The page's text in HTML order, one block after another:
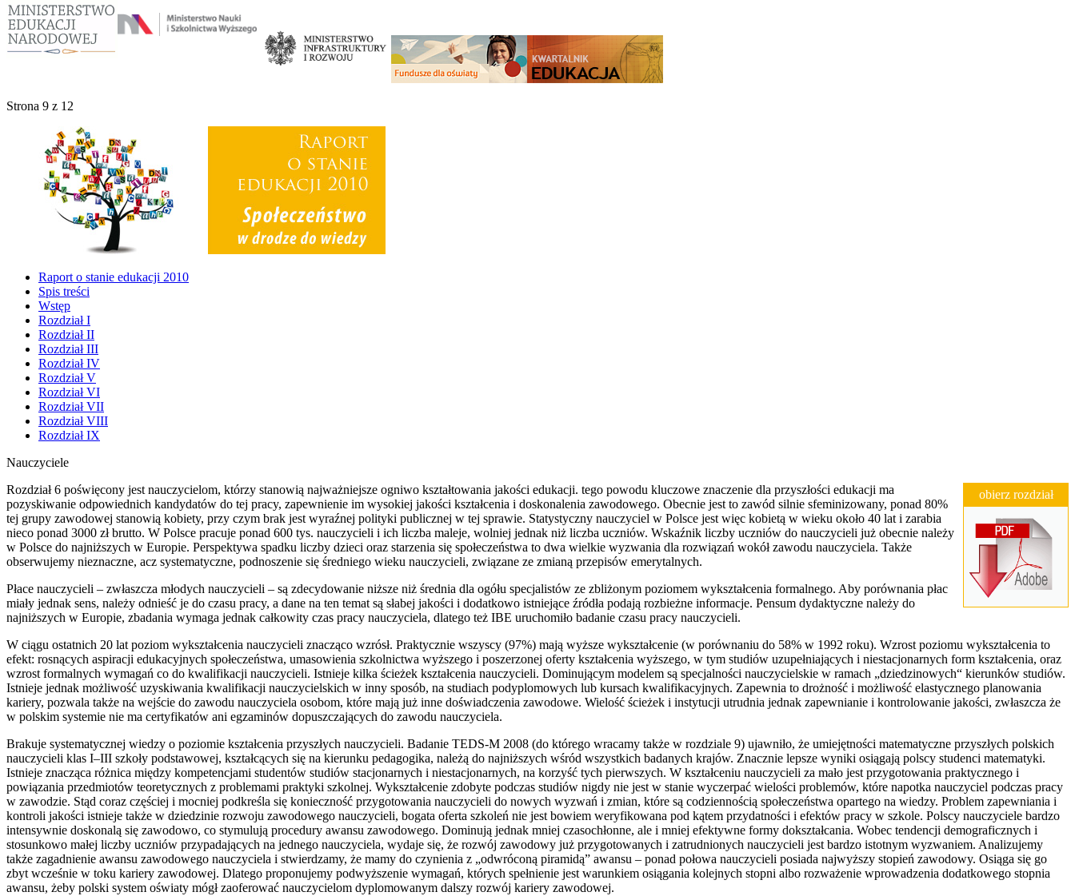
Strona 9 z 12
Raport o stanie edukacji 2010
Spis treści
Wstęp
Rozdział I
Rozdział II
Rozdział III
Rozdział IV
Rozdział V
Rozdział VI
Rozdział VII
Rozdział VIII
Rozdział IX
Nauczyciele
obierz rozdział
Rozdział 6 poświęcony jest nauczycielom, którzy stanowią najważniejsze ogniwo kształtowania jakości edukacji. tego powodu kluczowe znaczenie dla przyszłości edukacji ma
pozyskiwanie odpowiednich kandydatów do tej pracy, zapewnienie im wysokiej jakości kształcenia i doskonalenia zawodowego. Obecnie jest to zawód silnie sfeminizowany, ponad 80%
tej grupy zawodowej stanowią kobiety, przy czym brak jest wyraźnej polityki publicznej w tej sprawie. Statystyczny nauczyciel w Polsce jest więc kobietą w wieku około 40 lat i zarabia
nieco ponad 3000 zł brutto. W Polsce pracuje ponad 600 tys. nauczycieli i ich liczba maleje, wolniej jednak niż liczba uczniów. Wskaźnik liczby uczniów do nauczycieli już obecnie należy
w Polsce do najniższych w Europie. Perspektywa spadku liczby dzieci oraz starzenia się społeczeństwa to dwa wielkie wyzwania dla rozwiązań wokół zawodu nauczyciela. Także
obserwujemy nieznaczne, acz systematyczne, podnoszenie się średniego wieku nauczycieli, związane ze zmianą przepisów emerytalnych.
Płace nauczycieli – zwłaszcza młodych nauczycieli – są zdecydowanie niższe niż średnia dla ogółu specjalistów ze zbliżonym poziomem wykształcenia formalnego. Aby porównania płac
miały jednak sens, należy odnieść je do czasu pracy, a dane na ten temat są słabej jakości i dodatkowo istniejące źródła podają rozbieżne informacje. Pensum dydaktyczne należy do
najniższych w Europie, zbadania wymaga jednak całkowity czas pracy nauczyciela, dlatego też IBE uruchomiło badanie czasu pracy nauczycieli.
W ciągu ostatnich 20 lat poziom wykształcenia nauczycieli znacząco wzrósł. Praktycznie wszyscy (97%) mają wyższe wykształcenie (w porównaniu do 58% w 1992 roku). Wzrost poziomu wykształcenia to
efekt: rosnących aspiracji edukacyjnych społeczeństwa, umasowienia szkolnictwa wyższego i poszerzonej oferty kształcenia wyższego, w tym studiów uzupełniających i niestacjonarnych form kształcenia, oraz
wzrost formalnych wymagań co do kwalifikacji nauczycieli. Istnieje kilka ścieżek kształcenia nauczycieli. Dominującym modelem są specjalności nauczycielskie w ramach „dziedzinowych“ kierunków studiów.
Istnieje jednak możliwość uzyskiwania kwalifikacji nauczycielskich w inny sposób, na studiach podyplomowych lub kursach kwalifikacyjnych. Zapewnia to drożność i możliwość elastycznego planowania
kariery, pozwala także na wejście do zawodu nauczyciela osobom, które mają już inne doświadczenia zawodowe. Wielość ścieżek i instytucji utrudnia jednak zapewnianie i kontrolowanie jakości, zwłaszcza że
w polskim systemie nie ma certyfikatów ani egzaminów dopuszczających do zawodu nauczyciela.
Brakuje systematycznej wiedzy o poziomie kształcenia przyszłych nauczycieli. Badanie TEDS-M 2008 (do którego wracamy także w rozdziale 9) ujawniło, że umiejętności matematyczne przyszłych polskich
nauczycieli klas I–III szkoły podstawowej, kształcących się na kierunku pedagogika, należą do najniższych wśród wszystkich badanych krajów. Znacznie lepsze wyniki osiągają polscy studenci matematyki.
Istnieje znacząca różnica między kompetencjami studentów studiów stacjonarnych i niestacjonarnych, na korzyść tych pierwszych. W kształceniu nauczycieli za mało jest przygotowania praktycznego i
powiązania przedmiotów teoretycznych z problemami praktyki szkolnej. Wykształcenie zdobyte podczas studiów nigdy nie jest w stanie wyczerpać wielości problemów, które napotka nauczyciel podczas pracy
w zawodzie. Stąd coraz częściej i mocniej podkreśla się konieczność przygotowania nauczycieli do nowych wyzwań i zmian, które są codziennością społeczeństwa opartego na wiedzy. Problem zapewniania i
kontroli jakości istnieje także w dziedzinie rozwoju zawodowego nauczycieli, bogata oferta szkoleń nie jest bowiem weryfikowana pod kątem przydatności i efektów pracy w szkole. Polscy nauczyciele bardzo
intensywnie doskonalą się zawodowo, co stymulują procedury awansu zawodowego. Dominują jednak mniej czasochłonne, ale i mniej efektywne formy dokształcania. Wobec tendencji demograficznych i
stosunkowo małej liczby uczniów przypadających na jednego nauczyciela, wydaje się, że rozwój zawodowy już przygotowanych i zatrudnionych nauczycieli jest bardzo istotnym wyzwaniem. Analizujemy
także zagadnienie awansu zawodowego nauczyciela i stwierdzamy, że mamy do czynienia z „odwróconą piramidą” awansu – ponad połowa nauczycieli posiada najwyższy stopień zawodowy. Osiąga się go
zbyt wcześnie w toku kariery zawodowej. Dlatego proponujemy podwyższenie wymagań, których spełnienie jest warunkiem osiągania kolejnych stopni albo rozważenie wprowadzenia dodatkowego stopnia
awansu, żeby polski system oświaty mógł zaoferować nauczycielom dyplomowanym dalszy rozwój kariery zawodowej.